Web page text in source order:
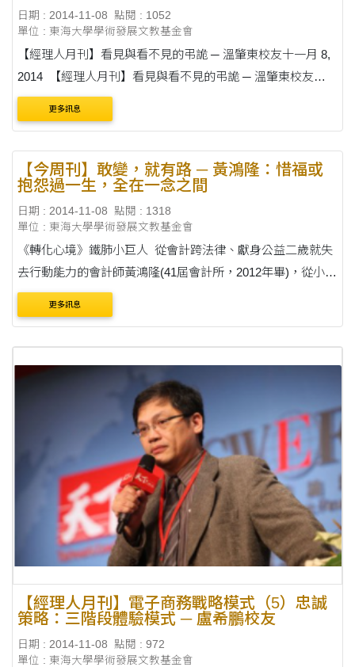
日期 : 2014-11-08
點閱 : 1052
單位 : 東海大學學術發展文教基金會
【經理人月刊】看見與看不見的弔詭 ─ 溫肇東校友十一月 8,
2014 【經理人月刊】看見與看不見的弔詭 ─ 溫肇東校友看
不到，不代表不存在。即使「看」得到，我們也還是有很多
「視而不見」的事物。....
更多訊息
【今周刊】敢變，就有路 ─ 黃鴻隆：惜福或
抱怨過一生，全在一念之間
日期 : 2014-11-08
點閱 : 1318
單位 : 東海大學學術發展文教基金會
《轉化心境》鐵肺小巨人 從會計跨法律、獻身公益二歲就失
去行動能力的會計師黃鴻隆(41屆會計所，2012年畢)，從小就
明白「自己的人生將走得迂迴」，他不斷地改變心境，全台
百場演講分享生命喜悅，他....
更多訊息
【經理人月刊】電子商務戰略模式（5）忠誠
策略：三階段體驗模式 ─ 盧希鵬校友
日期 : 2014-11-08
點閱 : 972
單位 : 東海大學學術發展文教基金會